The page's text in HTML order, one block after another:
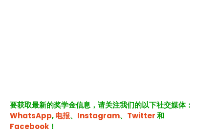
要获取最新的奖学金信息，请关注我们的以下社交媒体：
WhatsApp,电报、 Instagram、 Twitter和
Facebook ！